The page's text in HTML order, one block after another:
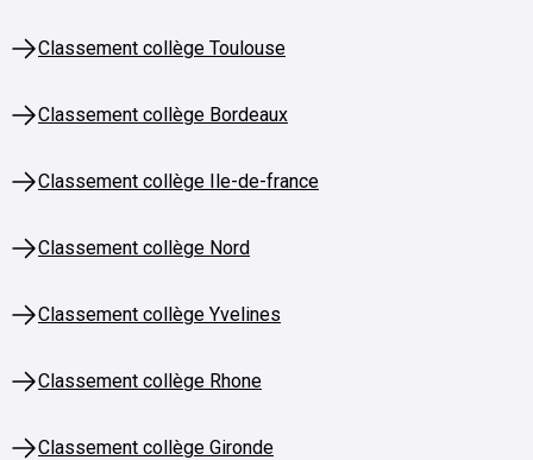
Classement collège Toulouse
Classement collège Bordeaux
Classement collège Ile-de-france
Classement collège Nord
Classement collège Yvelines
Classement collège Rhone
Classement collège Gironde